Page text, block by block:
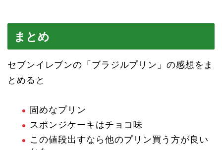
まとめ
セブンイレブンの「ブラジルプリン」の感想をま
とめると
固めなプリン
スポンジケーキはチョコ味
この値段出すなら他のプリン買う方が良い